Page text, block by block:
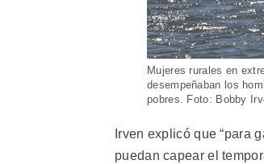
Mujeres rurales en
desempeñaban los
pobres. Foto: Bobby
Irven explicó que “para
puedan capear el